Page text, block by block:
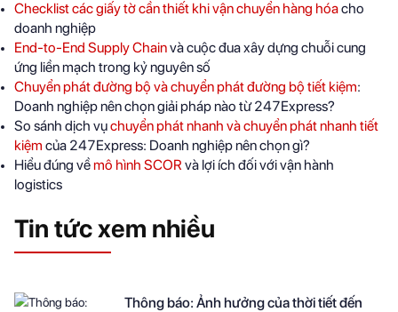
Checklist các giấy tờ cần thiết khi vận chuyển hàng hóacho
doanh nghiệp
End-to-End Supply Chainvà cuộc đua xây dựng chuỗi cung
ứng liền mạch trong kỷ nguyên số
Chuyển phát đường bộ và chuyển phát đường bộ tiết kiệm:
Doanh nghiệp nên chọn giải pháp nào từ 247Express?
So sánh dịch vụchuyển phát nhanh và chuyển phát nhanh tiết
kiệm của 247Express: Doanh nghiệp nên chọn gì?
Hiểu đúng vềmô hình SCOR và lợi ích đối với vận hành
logistics
Tin tức xem nhiều
Thông báo: Ảnh hưởng của thời tiết đến